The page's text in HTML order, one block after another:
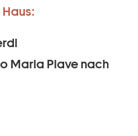
Maria Piave nach